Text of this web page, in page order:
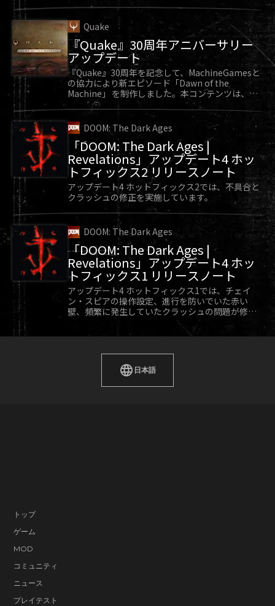
常に走る – 移動時にデフォルトで走りを有効/無効
にします。
全てのチートを解除 – 有効にすると、チートメニ
ューでチートを入力しなくてもチートが解除され
ます。デフォルトは無効です。
Hexenカットシーン – Hexenのイントロとインタ
ーミッションのカットシーンを有効化します。
照準線の調整 - 次のオプションからスタイルを変
更する：サイズ（50%～400%）、アルファ（明る
さに影響）、黒のアウトラインボーダー、センタ
ードット、カラー（色相）、彩度（グレースケー
ル～フルカラー）、輝度（低い値はより黒く、高
い値はより白く）の7つのスタイルオプションから
選択します。
オートエイム照準線の調整- 自動照準十字線のサイ
ズ、色相、彩度、輝度を調整します。
マルチプレイヤー
クロスプレイ、VOIP、マイク、プッシュトゥトー
ク、ネットワーク状況の設定を有効/無効にしま
分割画面の方向 – 水平または垂直の分割画面に設
果音）、BGM、音声レベルを調整できます。
3Dオーディオ – 有効にすると、オリジナルのステ
レオサウンドミキサーの代わりに、ワールドでの
音声再生時、3Dオーディオ空間を使用します。デ
フォルトは無効です。
Quake
『Quake』30周年アニバーサリー
アップデート
『Quake』30周年を記念して、MachineGamesと
の協力により新エピソード「Dawn of the
Machine」 を制作しました。本コンテンツは、
『Quake』向け無料アップデートとして好評配信
中です。
DOOM: The Dark Ages
「DOOM: The Dark Ages |
Revelations」アップデート4 ホッ
トフィックス2 リリースノート
アップデート4 ホットフィックス2では、不具合と
クラッシュの修正を実施しています。
DOOM: The Dark Ages
「DOOM: The Dark Ages |
Revelations」アップデート4 ホッ
トフィックス1 リリースノート
アップデート4 ホットフィックス1では、チェイ
ン・スピアの操作設定、進行を防いでいた赤い
壁、頻繁に発生していたクラッシュの問題が修正
日本語
トップ
ゲーム
MOD
コミュニティ
ニュース
プレイテスト